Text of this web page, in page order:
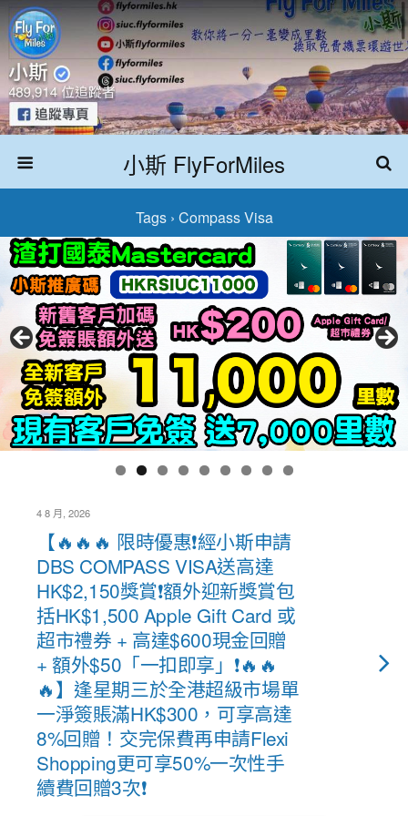
小斯 FlyForMiles
Tags › Compass Visa
4 8 月, 2026
【🔥🔥🔥 限時優惠❗經小斯申請
DBS COMPASS VISA送高達
HK$2,150獎賞❗額外迎新獎賞包
括HK$1,500 Apple Gift Card 或
超市禮券 + 高達$600現金回贈
+ 額外$50「一扣即享」❗🔥🔥
🔥】逢星期三於全港超級市場單
一淨簽賬滿HK$300，可享高達
8%回贈！交完保費再申請Flexi
Shopping更可享50%一次性手
續費回贈3次❗